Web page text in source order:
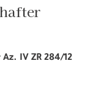
IV ZR 284/12